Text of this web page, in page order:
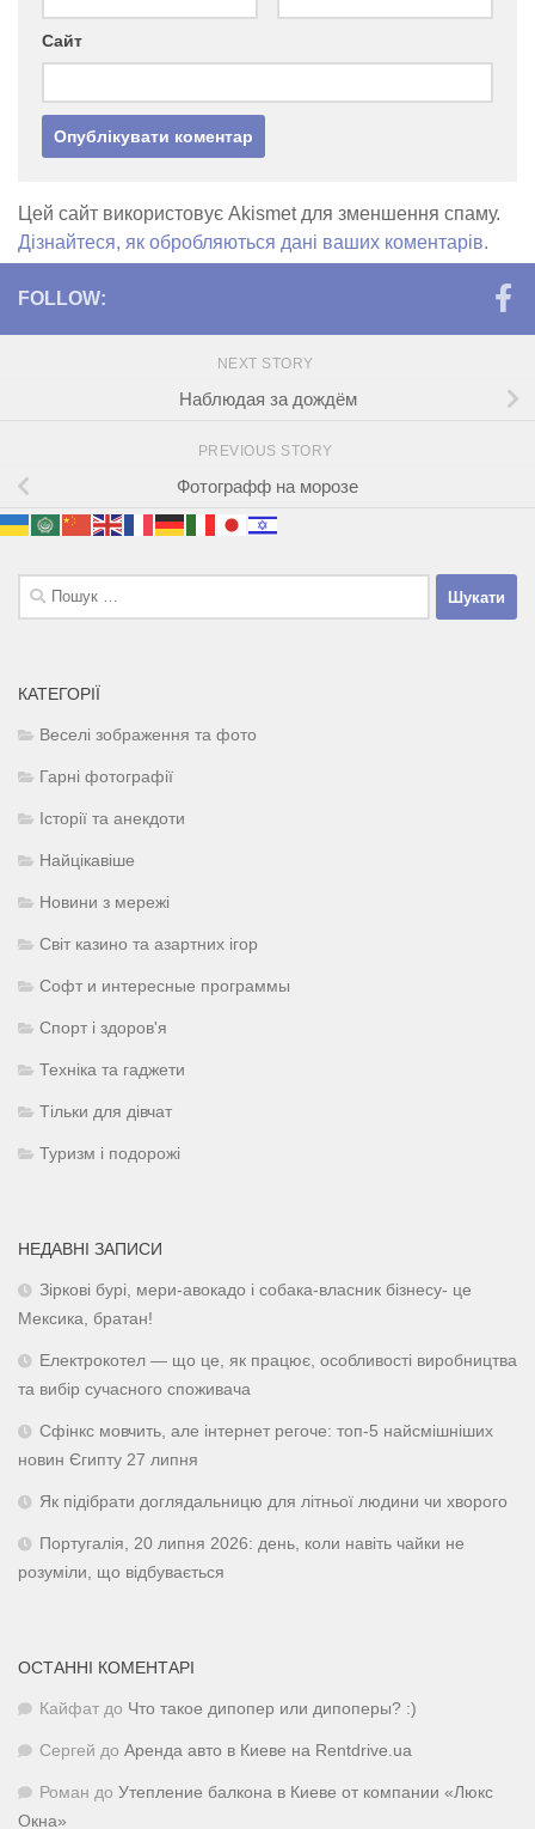
Сайт
Цей сайт використовує Akismet для зменшення спаму.
Дізнайтеся, як обробляються дані ваших коментарів.
FOLLOW:
NEXT STORY
Наблюдая за дождём
PREVIOUS STORY
Фотографф на морозе
Пошук:
КАТЕГОРІЇ
Веселі зображення та фото
Гарні фотографії
Історії та анекдоти
Найцікавіше
Новини з мережі
Світ казино та азартних ігор
Софт и интересные программы
Спорт і здоров'я
Техніка та гаджети
Тільки для дівчат
Туризм і подорожі
НЕДАВНІ ЗАПИСИ
Зіркові бурі, мери-авокадо і собака-власник бізнесу- це
Мексика, братан!
Електрокотел — що це, як працює, особливості виробництва
та вибір сучасного споживача
Сфінкс мовчить, але інтернет регоче: топ-5 найсмішніших
новин Єгипту 27 липня
Як підібрати доглядальницю для літньої людини чи хворого
Португалія, 20 липня 2026: день, коли навіть чайки не
розуміли, що відбувається
ОСТАННІ КОМЕНТАРІ
Кайфат до Что такое дипопер или дипоперы? :)
Сергей до Аренда авто в Киеве на Rentdrive.ua
Роман до Утепление балкона в Киеве от компании «Люкс
Окна»